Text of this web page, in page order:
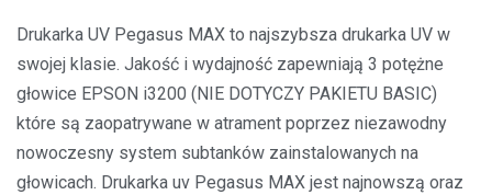
Drukarka UV Pegasus MAX to najszybsza drukarka UV w
swojej klasie. Jakość i wydajność zapewniają 3 potężne
głowice EPSON i3200 (NIE DOTYCZY PAKIETU BASIC)
które są zaopatrywane w atrament poprzez niezawodny
nowoczesny system subtanków zainstalowanych na
głowicach. Drukarka uv Pegasus MAX jest najnowszą oraz